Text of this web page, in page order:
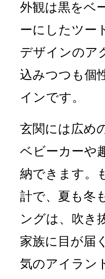
外観は黒をベ
ーにしたツー
デザインのア
込みつつも個
インです。
玄関には広め
ベビーカーや
納できます。
計で、夏も冬
ングは、吹き
家族に目が届
気のアイラン